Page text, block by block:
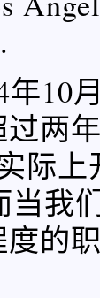
10
两
际
当我
的